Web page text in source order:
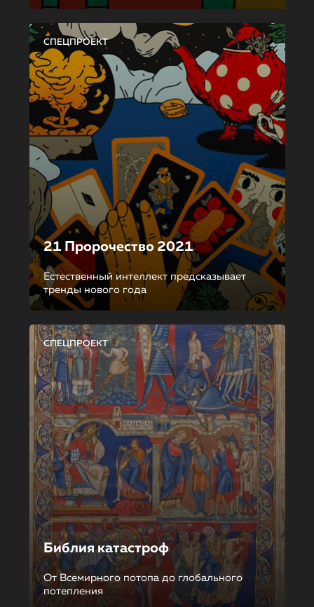
СПЕЦПРОЕКТ
21 Пророчество 2021
Естественный интеллект предсказывает
тренды нового года
СПЕЦПРОЕКТ
Библия катастроф
От Всемирного потопа до глобального
потепления